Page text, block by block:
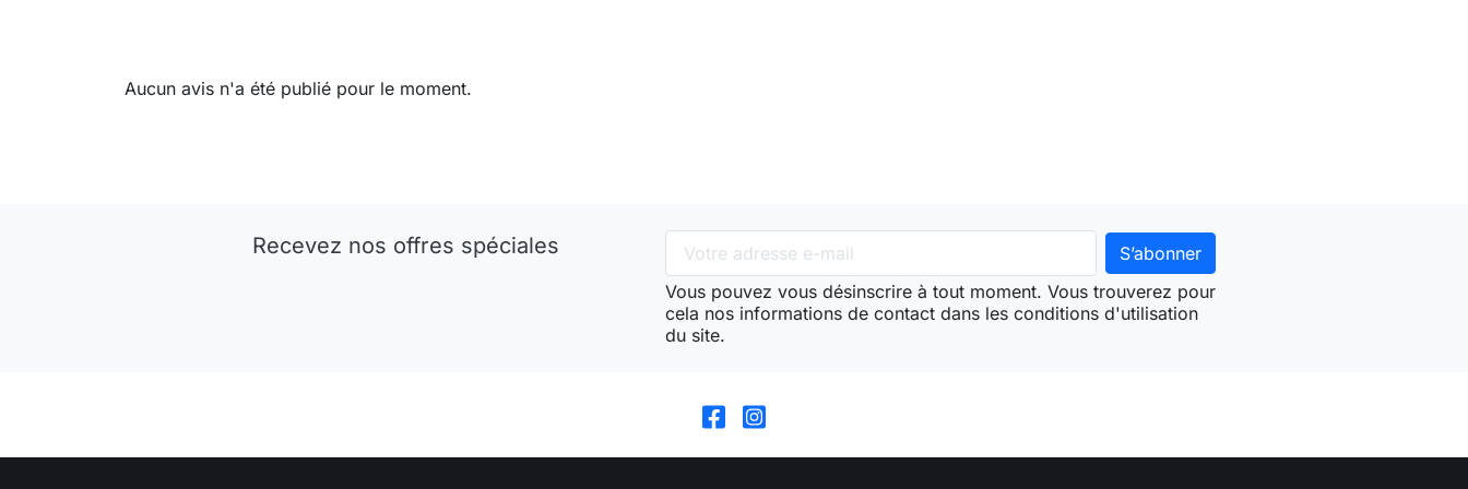
Aucun avis n'a été publié pour le moment.
Recevez nos offres spéciales
Vous pouvez vous désinscrire à tout moment. Vous trouverez pour
cela nos informations de contact dans les conditions d'utilisation
du site.